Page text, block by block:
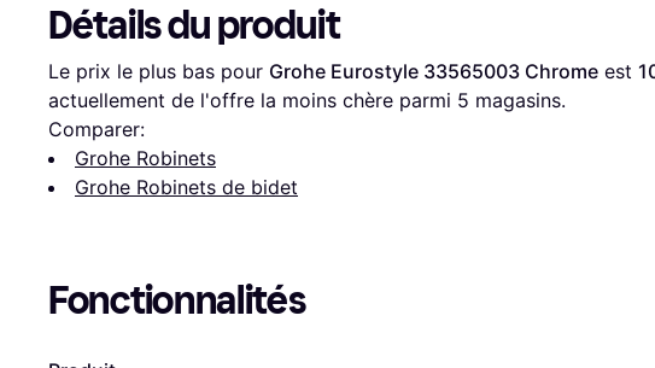
Détails du produit
Le prix le plus bas pour Grohe Eurostyle 33565003 Chrome est
actuellement de l'offre la moins chère parmi 5 magasins.
Comparer:
Grohe Robinets
Grohe Robinets de bidet
Fonctionnalités